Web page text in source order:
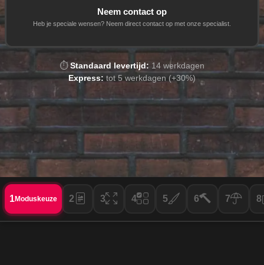
Neem contact op
Heb je speciale wensen? Neem direct contact op met onze specialist.
⏱️Standaard levertijd: 14 werkdagen
Express: tot 5 werkdagen (+30%)
1 Moduskeuze 2 3 4 5 6 7 8